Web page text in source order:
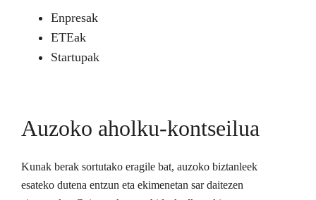
Enpresak
ETEak
Startupak
Auzoko aholku-kontseilua
Kunak berak sortutako eragile bat, auzoko biztanleek
esateko dutena entzun eta ekimenetan sar daitezen